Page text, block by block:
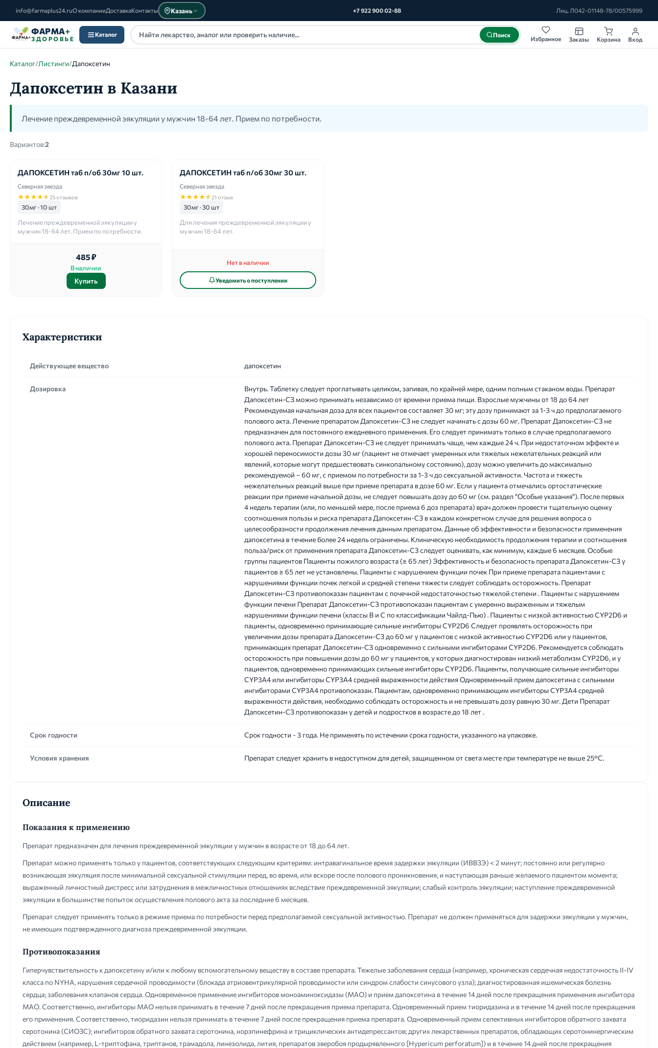
info@farmaplus24.ruО компанииДоставкаКонтакты Казань +7 922 900 02-88 Лиц. Л042-01148-78/00575999
ФАРМА+
ЗДОРОВЬЕ
Каталог Поиск
Избранное Заказы Корзина Вход
Каталог/Листинги/Дапоксетин
Дапоксетин в Казани
Лечение преждевременной эякуляции у мужчин 18-64 лет. Прием по потребности.
Вариантов:2
ДАПОКСЕТИН таб п/об 30мг 10 шт.
Северная звезда
★★★★★25 отзывов
30мг · 10 шт
Лечение преждевременной эякуляции у
мужчин 18-64 лет. Прием по потребности.
485 ₽
В наличии
Купить
ДАПОКСЕТИН таб п/об 30мг 30 шт.
Северная звезда
★★★★★21 отзыв
30мг · 30 шт
Для лечения преждевременной эякуляции у
мужчин 18-64 лет.
Нет в наличии
Уведомить о поступлении
Характеристики
Действующее вещество дапоксетин
Дозировка
Внутрь. Таблетку следует проглатывать целиком, запивая, по крайней мере, одним полным стаканом воды. Препарат
Дапоксетин-СЗ можно принимать независимо от времени приема пищи. Взрослые мужчины от 18 до 64 лет
Рекомендуемая начальная доза для всех пациентов составляет 30 мг; эту дозу принимают за 1-3 ч до предполагаемого
полового акта. Лечение препаратом Дапоксетин-СЗ не следует начинать с дозы 60 мг. Препарат Дапоксетин-СЗ не
предназначен для постоянного ежедневного применения. Его следует принимать только в случае предполагаемого
полового акта. Препарат Дапоксетин-СЗ не следует принимать чаще, чем каждые 24 ч. При недостаточном эффекте и
хорошей переносимости дозы 30 мг (пациент не отмечает умеренных или тяжелых нежелательных реакций или
явлений, которые могут предшествовать синкопальному состоянию), дозу можно увеличить до максимально
рекомендуемой – 60 мг, с приемом по потребности за 1-3 ч до сексуальной активности. Частота и тяжесть
нежелательных реакций выше при приеме препарата в дозе 60 мг. Если у пациента отмечались ортостатические
реакции при приеме начальной дозы, не следует повышать дозу до 60 мг (см. раздел "Особые указания"). После первых
4 недель терапии (или, по меньшей мере, после приема 6 доз препарата) врач должен провести тщательную оценку
соотношения пользы и риска препарата Дапоксетин-СЗ в каждом конкретном случае для решения вопроса о
целесообразности продолжения лечения данным препаратом. Данные об эффективности и безопасности применения
дапоксетина в течение более 24 недель ограничены. Клиническую необходимость продолжения терапии и соотношения
польза/риск от применения препарата Дапоксетин-СЗ следует оценивать, как минимум, каждые 6 месяцев. Особые
группы пациентов Пациенты пожилого возраста (≥ 65 лет) Эффективность и безопасность препарата Дапоксетин-СЗ у
пациентов ≥ 65 лет не установлены. Пациенты с нарушением функции почек При приеме препарата пациентами с
нарушениями функции почек легкой и средней степени тяжести следует соблюдать осторожность. Препарат
Дапоксетин-СЗ противопоказан пациентам с почечной недостаточностью тяжелой степени . Пациенты с нарушением
функции печени Препарат Дапоксетин-СЗ противопоказан пациентам с умеренно выраженным и тяжелым
нарушениями функции печени (классы В и С по классификации Чайлд-Пью) . Пациенты с низкой активностью CYP2D6 и
пациенты, одновременно принимающие сильные ингибиторы CYP2D6 Следует проявлять осторожность при
увеличении дозы препарата Дапоксетин-СЗ до 60 мг у пациентов с низкой активностью CYP2D6 или у пациентов,
принимающих препарат Дапоксетин-СЗ одновременно с сильными ингибиторами CYP2D6. Рекомендуется соблюдать
осторожность при повышении дозы до 60 мг у пациентов, у которых диагностирован низкий метаболизм CYP2D6, и у
пациентов, одновременно принимающих сильные ингибиторы CYP2D6. Пациенты, получающие сильные ингибиторы
CYP3A4 или ингибиторы CYP3A4 средней выраженности действия Одновременный прием дапоксетина с сильными
ингибиторами CYP3A4 противопоказан. Пациентам, одновременно принимающим ингибиторы CYP3A4 средней
выраженности действия, необходимо соблюдать осторожность и не превышать дозу равную 30 мг. Дети Препарат
Дапоксетин-СЗ противопоказан у детей и подростков в возрасте до 18 лет .
Срок годности Срок годности - 3 года. Не применять по истечении срока годности, указанного на упаковке.
Условия хранения Препарат следует хранить в недоступном для детей, защищенном от света месте при температуре не выше 25°С.
Описание
Показания к применению
Препарат предназначен для лечения преждевременной эякуляции у мужчин в возрасте от 18 до 64 лет.
Препарат можно применять только у пациентов, соответствующих следующим критериям: интравагинальное время задержки эякуляции (ИВВЗЭ) < 2 минут; постоянно или регулярно
возникающая эякуляция после минимальной сексуальной стимуляции перед, во время, или вскоре после полового проникновения, и наступающая раньше желаемого пациентом момента;
выраженный личностный дистресс или затруднения в межличностных отношениях вследствие преждевременной эякуляции; слабый контроль эякуляции; наступление преждевременной
эякуляции в большинстве попыток осуществления полового акта за последние 6 месяцев.
Препарат следует применять только в режиме приема по потребности перед предполагаемой сексуальной активностью. Препарат не должен применяться для задержки эякуляции у мужчин,
не имеющих подтвержденного диагноза преждевременной эякуляции.
Противопоказания
Гиперчувствительность к дапоксетину и/или к любому вспомогательному веществу в составе препарата. Тяжелые заболевания сердца (например, хроническая сердечная недостаточность II-IV
класса по NYHA, нарушения сердечной проводимости (блокада атриовентрикулярной проводимости или синдром слабости синусового узла); диагностированная ишемическая болезнь
сердца; заболевания клапанов сердца. Одновременное применение ингибиторов моноаминоксидазы (МАО) и прием дапоксетина в течение 14 дней после прекращения применения ингибитора
МАО. Соответственно, ингибиторы МАО нельзя принимать в течение 7 дней после прекращения приема препарата. Одновременный прием тиоридазина и в течение 14 дней после прекращения
его применения. Соответственно, тиоридазин нельзя принимать в течение 7 дней после прекращения приема препарата. Одновременный прием селективных ингибиторов обратного захвата
серотонина (СИОЗС); ингибиторов обратного захвата серотонина, норэпинефрина и трициклических антидепрессантов; других лекарственных препаратов, обладающих серотонинергическим
действием (например, L-триптофана, триптанов, трамадола, линезолида, лития, препаратов зверобоя продырявленного [Hypericum perforatum]) и в течение 14 дней после прекращения